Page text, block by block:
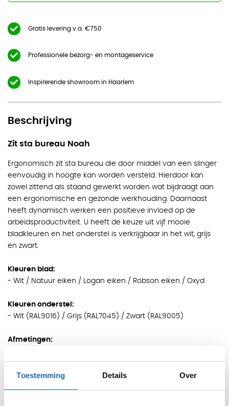
Toestemming Details Over
Gratis levering v.a. €750
Professionele bezorg- en montageservice
Inspirerende showroom in Haarlem
Beschrijving
Zit sta bureau Noah
Ergonomisch zit sta bureau die door middel van een slinger
eenvoudig in hoogte kan worden versteld. Hierdoor kan
zowel zittend als staand gewerkt worden wat bijdraagt aan
een ergonomische en gezonde werkhouding. Daarnaast
heeft dynamisch werken een positieve invloed op de
arbeidsproductiviteit. U heeft de keuze uit vijf mooie
bladkleuren en het onderstel is verkrijgbaar in het wit, grijs
en zwart.
Kleuren blad:
- Wit / Natuur eiken / Logan eiken / Robson eiken / Oxyd
Kleuren onderstel:
- Wit (RAL9016) / Grijs (RAL7045) / Zwart (RAL9005)
Afmetingen:
- H71-119 x B140 x D80cm
- H71-119 x B160 x D80cm